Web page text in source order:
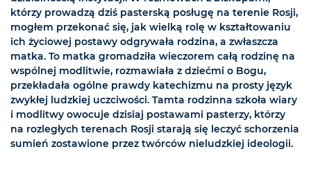
którzy prowadzą dziś pasterską posługę na terenie Rosji,
mogłem przekonać się, jak wielką rolę w kształtowaniu
ich życiowej postawy odgrywała rodzina, a zwłaszcza
matka. To matka gromadziła wieczorem całą rodzinę na
wspólnej modlitwie, rozmawiała z dziećmi o Bogu,
przekładała ogólne prawdy katechizmu na prosty język
zwykłej ludzkiej uczciwości. Tamta rodzinna szkoła wiary
i modlitwy owocuje dzisiaj postawami pasterzy, którzy
na rozległych terenach Rosji starają się leczyć schorzenia
sumień zostawione przez twórców nieludzkiej ideologii.